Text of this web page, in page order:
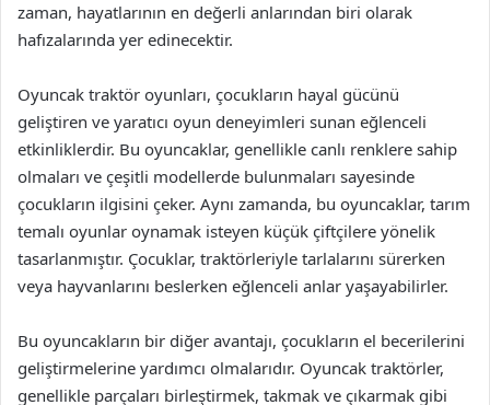
zaman, hayatlarının en değerli anlarından biri olarak
hafızalarında yer edinecektir.
Oyuncak traktör oyunları, çocukların hayal gücünü
geliştiren ve yaratıcı oyun deneyimleri sunan eğlenceli
etkinliklerdir. Bu oyuncaklar, genellikle canlı renklere sahip
olmaları ve çeşitli modellerde bulunmaları sayesinde
çocukların ilgisini çeker. Aynı zamanda, bu oyuncaklar, tarım
temalı oyunlar oynamak isteyen küçük çiftçilere yönelik
tasarlanmıştır. Çocuklar, traktörleriyle tarlalarını sürerken
veya hayvanlarını beslerken eğlenceli anlar yaşayabilirler.
Bu oyuncakların bir diğer avantajı, çocukların el becerilerini
geliştirmelerine yardımcı olmalarıdır. Oyuncak traktörler,
genellikle parçaları birleştirmek, takmak ve çıkarmak gibi